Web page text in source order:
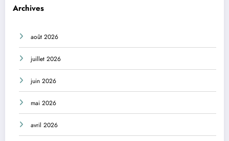
Archives
août 2026
juillet 2026
juin 2026
mai 2026
avril 2026